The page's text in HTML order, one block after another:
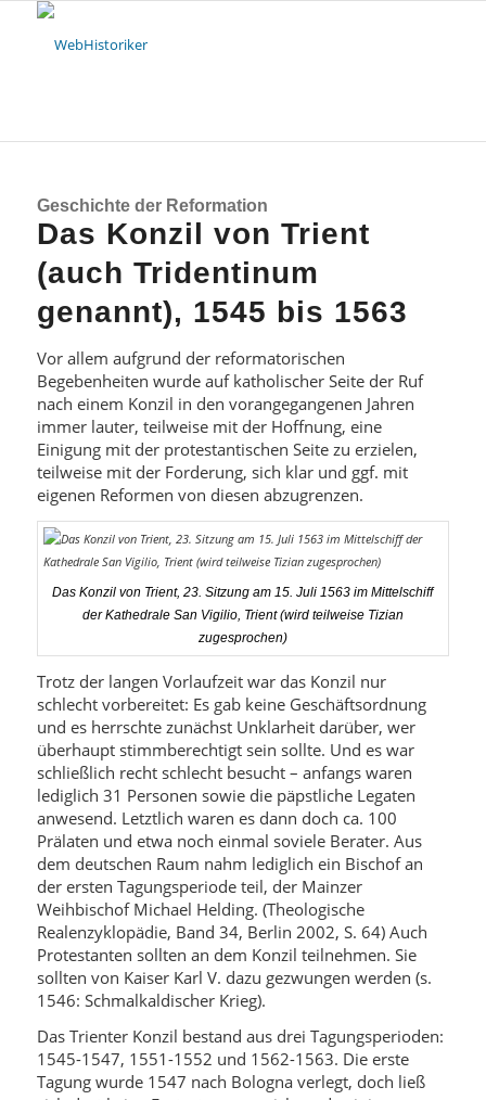
Geschichte der Reformation
Das Konzil von Trient
(auch Tridentinum
genannt), 1545 bis 1563
Vor allem aufgrund der reformatorischen
Begebenheiten wurde auf katholischer Seite der Ruf
nach einem Konzil in den vorangegangenen Jahren
immer lauter, teilweise mit der Hoffnung, eine
Einigung mit der protestantischen Seite zu erzielen,
teilweise mit der Forderung, sich klar und ggf. mit
eigenen Reformen von diesen abzugrenzen.
Das Konzil von Trient, 23. Sitzung am 15. Juli 1563 im Mittelschiff
der Kathedrale San Vigilio, Trient (wird teilweise Tizian
zugesprochen)
Trotz der langen Vorlaufzeit war das Konzil nur
schlecht vorbereitet: Es gab keine Geschäftsordnung
und es herrschte zunächst Unklarheit darüber, wer
überhaupt stimmberechtigt sein sollte. Und es war
schließlich recht schlecht besucht – anfangs waren
lediglich 31 Personen sowie die päpstliche Legaten
anwesend. Letztlich waren es dann doch ca. 100
Prälaten und etwa noch einmal soviele Berater. Aus
dem deutschen Raum nahm lediglich ein Bischof an
der ersten Tagungsperiode teil, der Mainzer
Weihbischof Michael Helding. (Theologische
Realenzyklopädie, Band 34, Berlin 2002, S. 64) Auch
Protestanten sollten an dem Konzil teilnehmen. Sie
sollten von Kaiser Karl V. dazu gezwungen werden (s.
1546: Schmalkaldischer Krieg).
Das Trienter Konzil bestand aus drei Tagungsperioden:
1545-1547, 1551-1552 und 1562-1563. Die erste
Tagung wurde 1547 nach Bologna verlegt, doch ließ